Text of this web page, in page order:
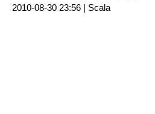
2010-08-30 23:56 | Scala